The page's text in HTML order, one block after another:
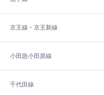
京王線・京王新線
小田急小田原線
千代田線